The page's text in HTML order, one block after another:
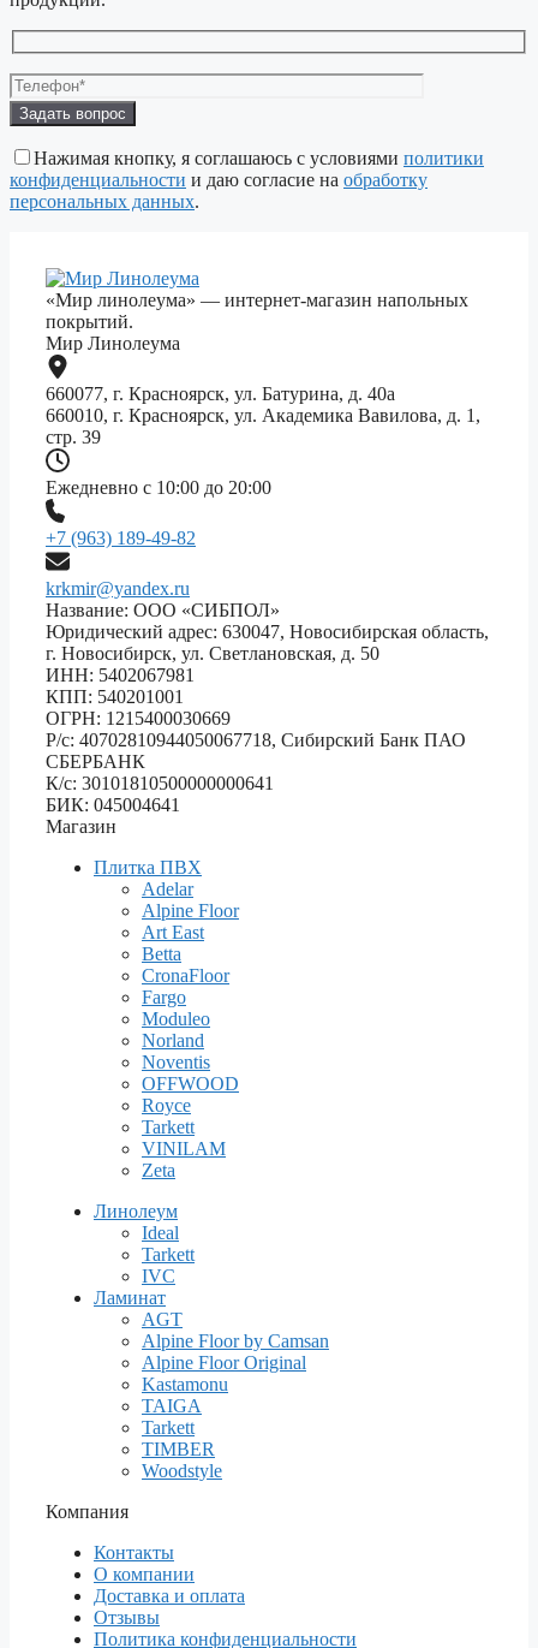
Оставьте
это
поле
пустым.
Нажимая кнопку, я соглашаюсь с условиями политики
конфиденциальности и даю согласие на обработку
персональных данных.
«Мир линолеума» — интернет-магазин напольных
покрытий.
Мир Линолеума
660077, г. Красноярск, ул. Батурина, д. 40а
660010, г. Красноярск, ул. Академика Вавилова, д. 1,
стр. 39
Ежедневно с 10:00 до 20:00
+7 (963) 189-49-82
krkmir@yandex.ru
Название: ООО «СИБПОЛ»
Юридический адрес: 630047, Новосибирская область,
г. Новосибирск, ул. Светлановская, д. 50
ИНН: 5402067981
КПП: 540201001
ОГРН: 1215400030669
Р/с: 40702810944050067718, Сибирский Банк ПАО
СБЕРБАНК
К/с: 30101810500000000641
БИК: 045004641
Магазин
Плитка ПВХ
Adelar
Alpine Floor
Art East
Betta
CronaFloor
Fargo
Moduleo
Norland
Noventis
OFFWOOD
Royce
Tarkett
VINILAM
Zeta
Линолеум
Ideal
Tarkett
IVC
Ламинат
AGT
Alpine Floor by Camsan
Alpine Floor Original
Kastamonu
TAIGA
Tarkett
TIMBER
Woodstyle
Компания
Контакты
О компании
Доставка и оплата
Отзывы
Политика конфиденциальности